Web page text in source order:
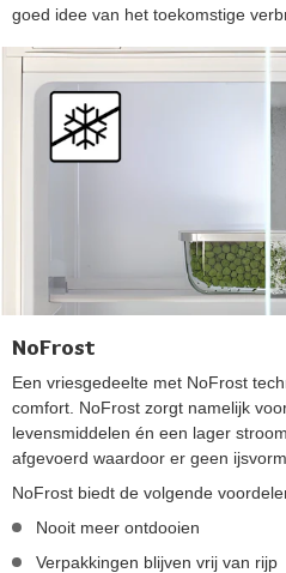
goed idee van het toekomstige
NoFrost
Een vriesgedeelte met NoFrost
comfort. NoFrost zorgt namelijk
levensmiddelen én een lager
afgevoerd waardoor er geen
NoFrost biedt de volgende
Nooit meer ontdooien
Verpakkingen blijven vrij van rijp